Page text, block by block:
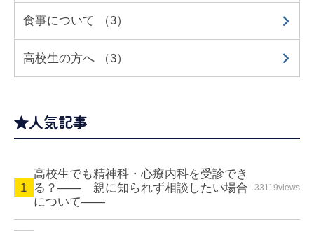
食事について （3）
高校生の方へ （3）
人気記事
高校生でも精神科・心療内科を受診でき
る？—— 親に知られず相談したい場合
について――
33119views